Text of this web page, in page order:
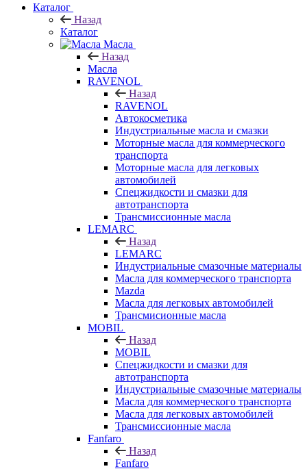
Каталог
Назад
Каталог
Масла
Назад
Масла
RAVENOL
Назад
RAVENOL
Автокосметика
Индустриальные масла и смазки
Моторные масла для коммерческого
транспорта
Моторные масла для легковых
автомобилей
Спецжидкости и смазки для
автотранспорта
Трансмиссионные масла
LEMARC
Назад
LEMARC
Индустриальные смазочные материалы
Масла для коммерческого транспорта
Mazda
Масла для легковых автомобилей
Трансмисионные масла
MOBIL
Назад
MOBIL
Cпецжидкости и смазки для
автотранспорта
Индустриальные смазочные материалы
Масла для коммерческого транспорта
Масла для легковых автомобилей
Трансмиссионные масла
Fanfaro
Назад
Fanfaro